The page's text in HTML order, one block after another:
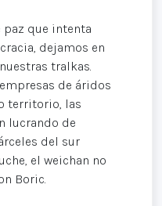
paz que intenta
dejamos en
tralkas.
de áridos
territorio, las
lucrando de
del sur
el weichan no
Boric.